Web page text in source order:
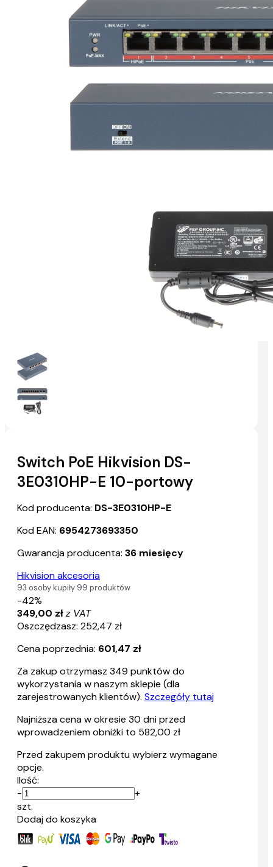
Switch PoE Hikvision DS-
3E0310HP-E 10-portowy
Kod producenta: DS-3E0310HP-E
Kod EAN: 6954273693350
Gwarancja producenta: 36 miesięcy
Hikvision akcesoria
93 osoby kupiły 99 produktów
-42%
349,00 złz VAT
Oszczędzasz: 252,47 zł
Cena poprzednia: 601,47 zł
Za zakup otrzymasz 349 punktów do
wykorzystania w naszym sklepie (dla
zarejestrowanych klientów). Szczegóły tutaj
Najniższa cena w okresie 30 dni przed
wprowadzeniem obniżki to 582,00 zł
Przed zakupem produktu wybierz wymagane
opcje.
Ilość:
-
+
szt.
Dodaj do koszyka